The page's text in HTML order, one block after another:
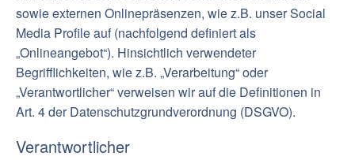
sowie externen Onlinepräsenzen, wie z.B. unser Social
Media Profile auf (nachfolgend definiert als
„Onlineangebot“). Hinsichtlich verwendeter
Begrifflichkeiten, wie z.B. „Verarbeitung“ oder
„Verantwortlicher“ verweisen wir auf die Definitionen in
Art. 4 der Datenschutzgrundverordnung (DSGVO).
Verantwortlicher